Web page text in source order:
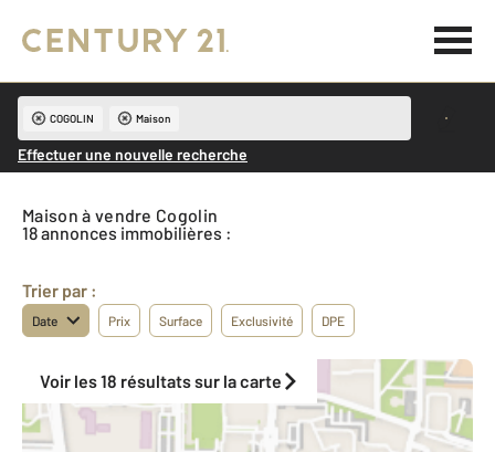
COGOLIN Maison
Effectuer une nouvelle recherche
Maison à vendre Cogolin
18 annonces immobilières :
Trier par :
Date Prix Surface Exclusivité DPE
Voir les 18 résultats sur la carte